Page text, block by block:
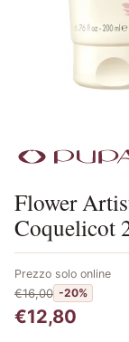
Scopri i prodotti
Flower
Coquelicot
Prezzo solo online
€16,00 -20%
€12,80